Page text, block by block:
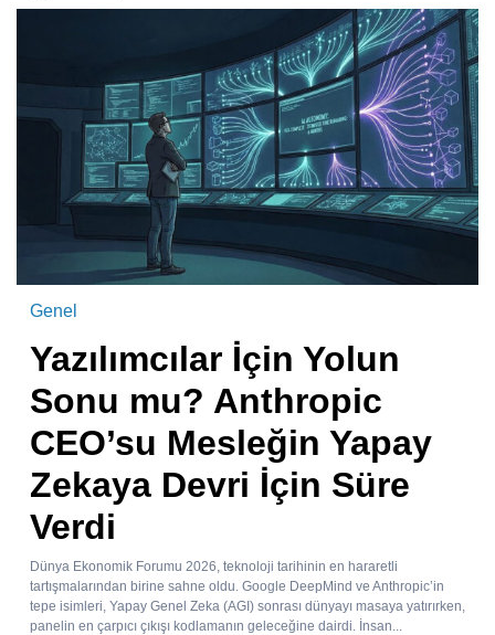
Genel
Yazılımcılar İçin Yolun
Sonu mu? Anthropic
CEO’su Mesleğin Yapay
Zekaya Devri İçin Süre
Verdi
Dünya Ekonomik Forumu 2026, teknoloji tarihinin en hararetli
tartışmalarından birine sahne oldu. Google DeepMind ve Anthropic’in
tepe isimleri, Yapay Genel Zeka (AGI) sonrası dünyayı masaya yatırırken,
panelin en çarpıcı çıkışı kodlamanın geleceğine dairdi. İnsan...